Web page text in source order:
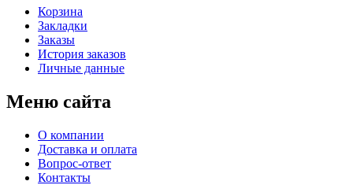
Корзина
Закладки
Заказы
История заказов
Личные данные
Меню сайта
О компании
Доставка и оплата
Вопрос-ответ
Контакты